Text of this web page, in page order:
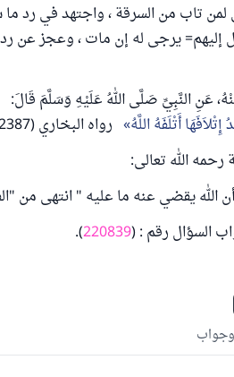
تاب من السرقة ، واجتهد في رد
يرجى له إن مات ، وعجز عن
عَنِ النَّبِيِّ صَلَّى اللهُ عَلَيْهِ وَسَلَّمَ قَالَ:
أَتْلَفَهُ اللَّهُ
رواه البخاري (2387).
الله تعالى:
يقضي عنه ما عليه " انتهى من "الفتاوى
السؤال رقم : (220839
).